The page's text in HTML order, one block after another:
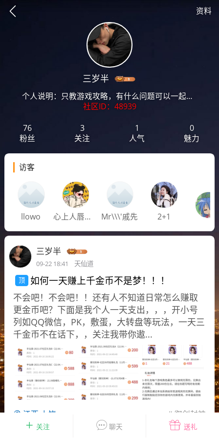
资料
提示 想要更快入门社区，请阅读【新手宝典】
花农场 藏宝阁 夺宝岛 金券所 刮部落 跃龙门
新手宝典
大千世界
开播时间留意通知
游戏推荐
一起体验精彩世界
近期热点
每分钟在线0，今日新注册 ，孵蛋1，总用户数 1947597
ʚ小鱼冻干ɞ
03-06 11:18 广东·深圳 官方社区活动
【周末了，还不来新服冲榜吗？】送现
金大奖、实物奖励，各种福利拿到手软！
关注 聊天 送礼
三岁半
个人说明：只教游戏攻略，有什么问题可以一起探讨！
社区ID：48939
76
粉丝
3
关注
1
人气
0
魅力
访客
llowo 心上人唇下痣⁹⁴ Mr\\\'戚先 2+1
三岁半
09-22 18:41 天仙道
如何一天赚上千金币不是梦！！！
不会吧！不会吧！！还有人不知道日常怎么赚取
更金币吧？下面是我个人一天支出，，，开小号
列如QQ微信，PK，敷蛋，大转盘等玩法，一天三
千金币不在话下，，关注我带你遨...
江西·上饶 #御剑封神